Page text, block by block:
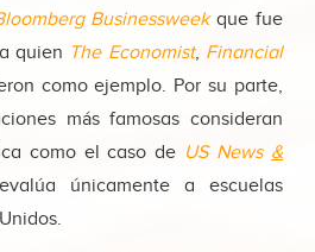
Businessweekque fue
quien The Economist, Financial
como ejemplo. Por su parte,
más famosas consideran
como el caso de US News &
únicamente a escuelas